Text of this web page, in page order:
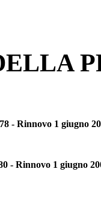
- Rinnovo 1 giugno
- Rinnovo 1 giugno